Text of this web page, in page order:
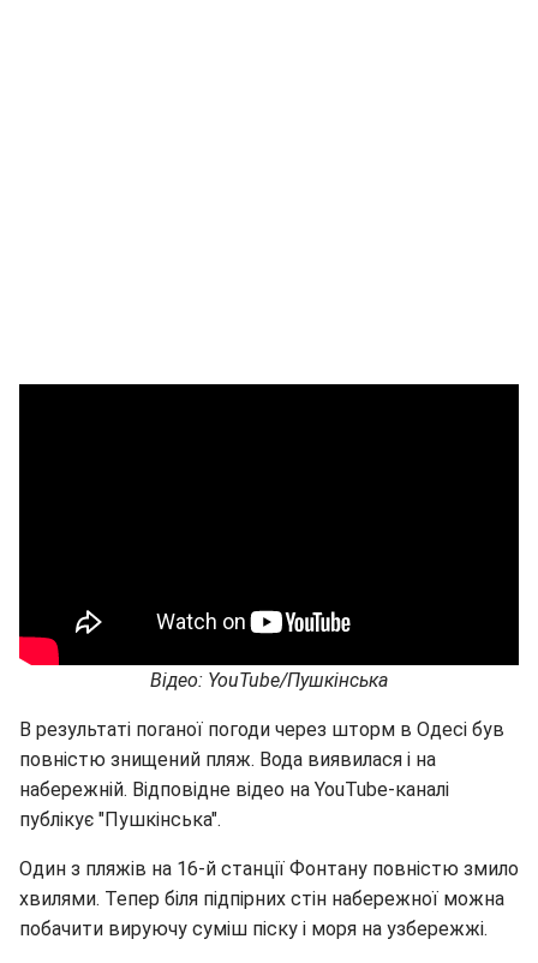
Відео: YouTube/Пушкінська
В результаті поганої погоди через шторм в Одесі був
повністю знищений пляж. Вода виявилася і на
набережній. Відповідне відео на YouTube-каналі
публікує "Пушкінська".
Один з пляжів на 16-й станції Фонтану повністю змило
хвилями. Тепер біля підпірних стін набережної можна
побачити вируючу суміш піску і моря на узбережжі.